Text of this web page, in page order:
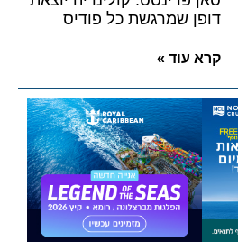
דופן שמרגשת כל פודיס
קרא עוד »